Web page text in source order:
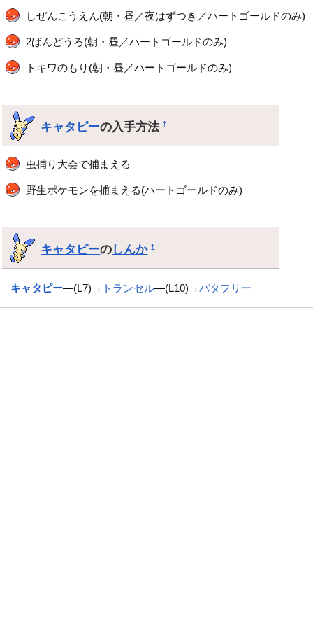
しぜんこうえん(朝・昼／夜はずつき／ハートゴールドのみ)
2ばんどうろ(朝・昼／ハートゴールドのみ)
トキワのもり(朝・昼／ハートゴールドのみ)
キャタピーの入手方法†
虫捕り大会で捕まえる
野生ポケモンを捕まえる(ハートゴールドのみ)
キャタピーのしんか †
キャタピー―(L7)→ トランセル―(L10)→バタフリー